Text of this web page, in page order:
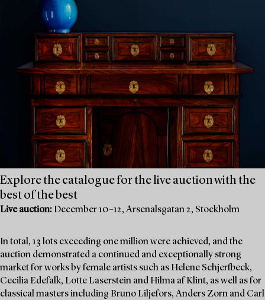
Explore the catalogue for the live auction with the
best of the best
Live auction: December 10–12, Arsenalsgatan 2, Stockholm
In total, 13 lots exceeding one million were achieved, and the
auction demonstrated a continued and exceptionally strong
market for works by female artists such as Helene Schjerfbeck,
Cecilia Edefalk, Lotte Laserstein and Hilma af Klint, as well as for
classical masters including Bruno Liljefors, Anders Zorn and Carl